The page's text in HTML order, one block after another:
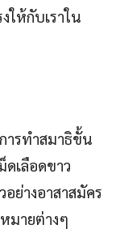
ให้กับเราใน
ารทำสมาธิขั้น
ดเลือดขาว
ย่างอาสาสมัคร
มายต่างๆ